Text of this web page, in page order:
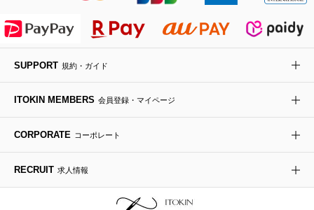
SUPPORT 規約・ガイド
ITOKIN MEMBERS 会員登録・マイページ
CORPORATE コーポレート
RECRUIT 求人情報